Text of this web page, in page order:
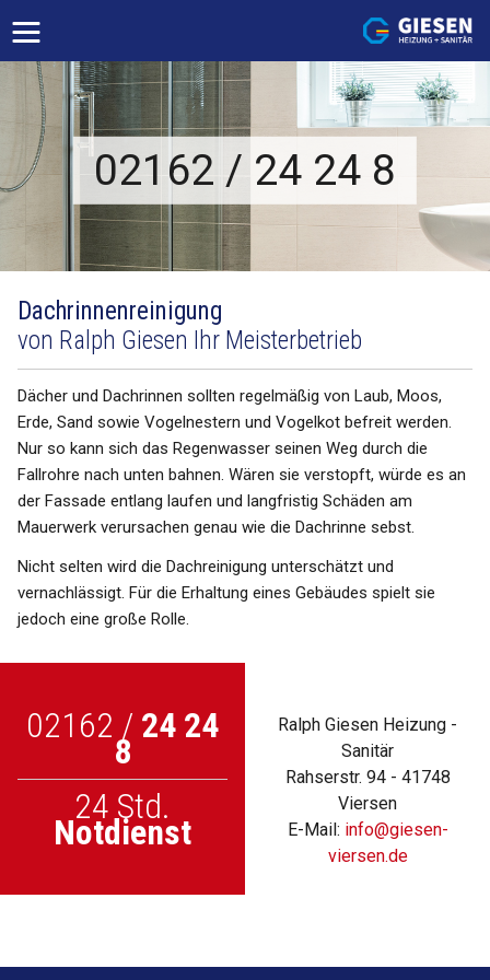
Heizung
Sanitär
Badsanierung
Barrierefreie Bäder
Altbausanierung + Planung
Großraumduschen
Designbadezimmer
Dampfbäder
Kanaltechnik
Rohr- und Kanalreinigung
Kanalsanierung
Kanal TV Inspektion
Rückstausicherung
Öl- und Fettabscheider
Regenwasserspeicher
02162 / 24 24 8
Dachrinnenreinigung
von Ralph Giesen Ihr Meisterbetrieb
Dächer und Dachrinnen sollten regelmäßig von Laub, Moos,
Erde, Sand sowie Vogelnestern und Vogelkot befreit werden.
Nur so kann sich das Regenwasser seinen Weg durch die
Fallrohre nach unten bahnen. Wären sie verstopft, würde es an
der Fassade entlang laufen und langfristig Schäden am
Mauerwerk verursachen genau wie die Dachrinne sebst.
Nicht selten wird die Dachreinigung unterschätzt und
vernachlässigt. Für die Erhaltung eines Gebäudes spielt sie
jedoch eine große Rolle.
02162 / 24 24
8
24 Std.
Notdienst
Ralph Giesen Heizung -
Sanitär
Rahserstr. 94 - 41748
Viersen
E-Mail: info@giesen-
viersen.de